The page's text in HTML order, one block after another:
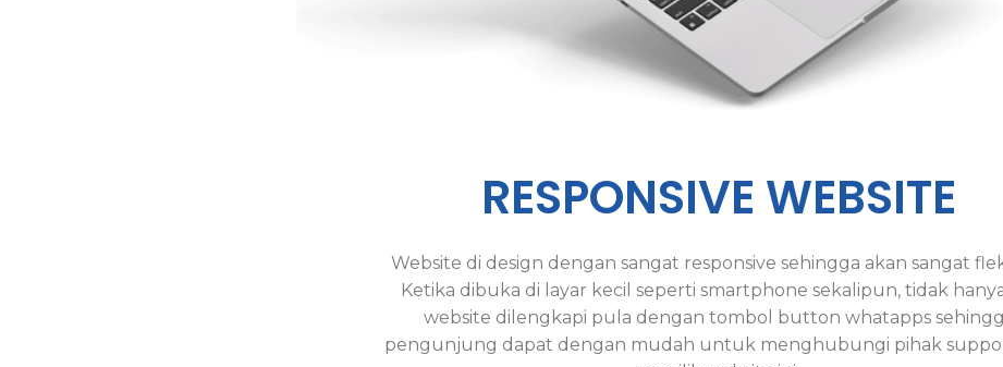
RESPONSIVE WEBSITE
Website di design dengan sangat responsive sehingga akan sangat
Ketika dibuka di layar kecil seperti smartphone sekalipun, tidak
website dilengkapi pula dengan tombol button whatapps
pengunjung dapat dengan mudah untuk menghubungi pihak